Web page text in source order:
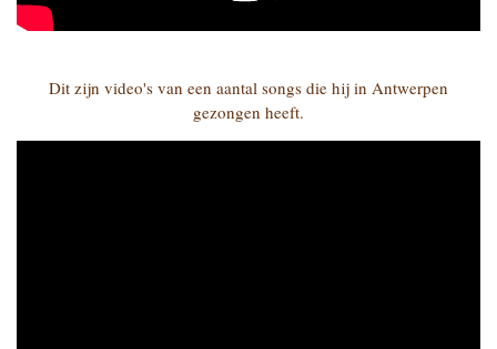
Dit zijn video's van een aantal songs die hij in Antwerpen
gezongen heeft.